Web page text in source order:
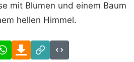
mit Blumen und einem Baum
hellen Himmel.
WhatsAppDownload
Link
Code